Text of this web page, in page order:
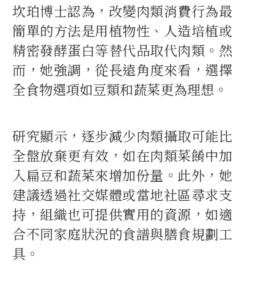
坎珀博士認為，改變肉類消費行為最
簡單的方法是用植物性、人造培植或
精密發酵蛋白等替代品取代肉類。然
而，她強調，從長遠角度來看，選擇
全食物選項如豆類和蔬菜更為理想。
研究顯示，逐步減少肉類攝取可能比
全盤放棄更有效，如在肉類菜餚中加
入扁豆和蔬菜來增加份量。此外，她
建議透過社交媒體或當地社區尋求支
持，組織也可提供實用的資源，如適
合不同家庭狀況的食譜與膳食規劃工
具。